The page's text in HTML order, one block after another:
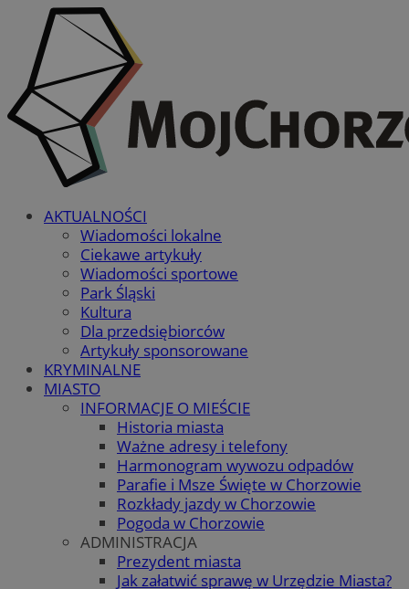
AKTUALNOŚCI
Wiadomości lokalne
Ciekawe artykuły
Wiadomości sportowe
Park Śląski
Kultura
Dla przedsiębiorców
Artykuły sponsorowane
KRYMINALNE
MIASTO
INFORMACJE O MIEŚCIE
Historia miasta
Ważne adresy i telefony
Harmonogram wywozu odpadów
Parafie i Msze Święte w Chorzowie
Rozkłady jazdy w Chorzowie
Pogoda w Chorzowie
ADMINISTRACJA
Prezydent miasta
Jak załatwić sprawę w Urzędzie Miasta?